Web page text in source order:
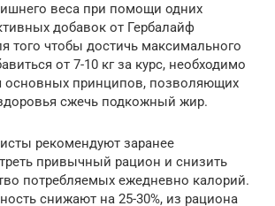
веса при помощи одних
добавок от Гербалайф
того чтобы достичь максимального
от 7-10 кг за курс, необходимо
основных принципов, позволяющих
сжечь подкожный жир.
рекомендуют заранее
привычный рацион и снизить
потребляемых ежедневно калорий.
снижают на 25-30%, из рациона